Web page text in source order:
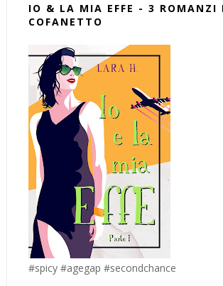
IO & LA MIA EFFE - 3 ROMANZI
COFANETTO
#spicy #agegap #secondchance